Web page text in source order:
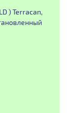
) Terracan,